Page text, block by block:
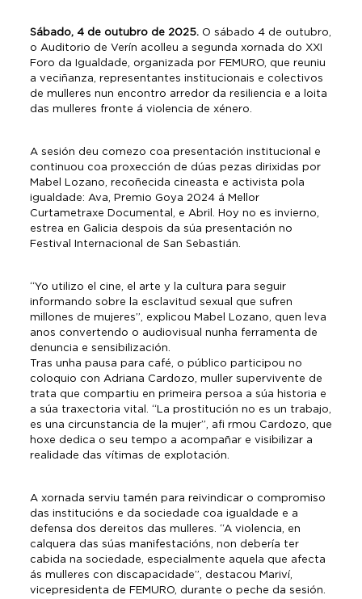
Sábado, 4 de outubro de 2025.O sábado 4 de outubro,
o Auditorio de Verín acolleu a segunda xornada do XXI
Foro da Igualdade, organizada por FEMURO, que reuniu
a veciñanza, representantes institucionais e colectivos
de mulleres nun encontro arredor da resiliencia e a loita
das mulleres fronte á violencia de xénero.
A sesión deu comezo coa presentación institucional e
continuou coa proxección de dúas pezas dirixidas por
Mabel Lozano, recoñecida cineasta e activista pola
igualdade: Ava, Premio Goya 2024 á Mellor
Curtametraxe Documental, e Abril. Hoy no es invierno,
estrea en Galicia despois da súa presentación no
Festival Internacional de San Sebastián.
“Yo utilizo el cine, el arte y la cultura para seguir
informando sobre la esclavitud sexual que sufren
millones de mujeres”, explicou Mabel Lozano, quen leva
anos convertendo o audiovisual nunha ferramenta de
denuncia e sensibilización.
Tras unha pausa para café, o público participou no
coloquio con Adriana Cardozo, muller supervivente de
trata que compartiu en primeira persoa a súa historia e
a súa traxectoria vital. “La prostitución no es un trabajo,
es una circunstancia de la mujer”, afi rmou Cardozo, que
hoxe dedica o seu tempo a acompañar e visibilizar a
realidade das vítimas de explotación.
A xornada serviu tamén para reivindicar o compromiso
das institucións e da sociedade coa igualdade e a
defensa dos dereitos das mulleres. “A violencia, en
calquera das súas manifestacións, non debería ter
cabida na sociedade, especialmente aquela que afecta
ás mulleres con discapacidade”, destacou Mariví,
vicepresidenta de FEMURO, durante o peche da sesión.